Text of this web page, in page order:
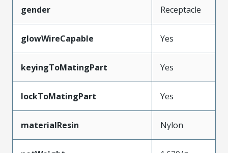
gender Receptacle
glowWireCapable Yes
keyingToMatingPart Yes
lockToMatingPart Yes
materialResin Nylon